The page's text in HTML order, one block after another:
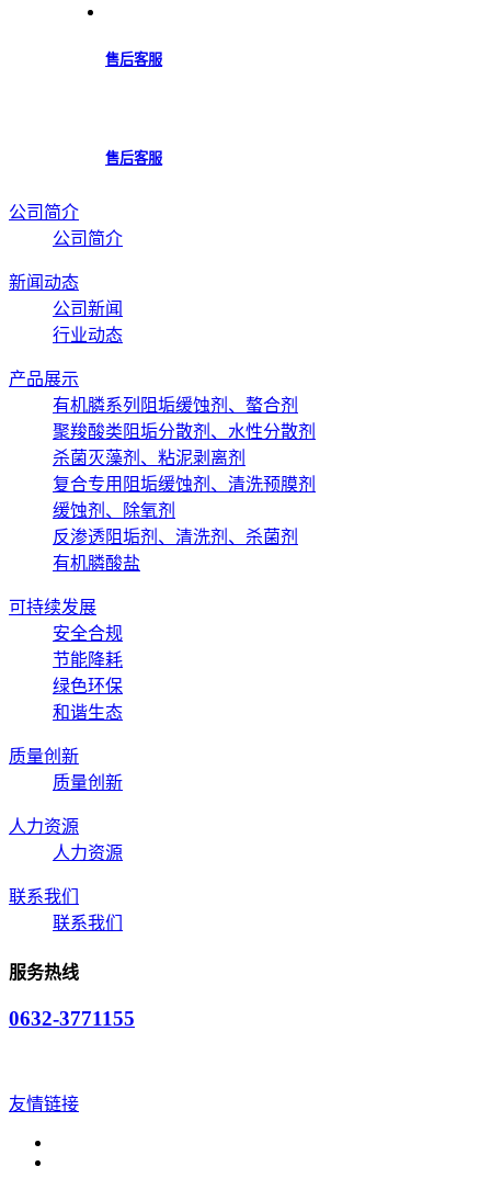
售后客服
售后客服
公司简介
公司简介
新闻动态
公司新闻
行业动态
产品展示
有机膦系列阻垢缓蚀剂、螯合剂
聚羧酸类阻垢分散剂、水性分散剂
杀菌灭藻剂、粘泥剥离剂
复合专用阻垢缓蚀剂、清洗预膜剂
缓蚀剂、除氧剂
反渗透阻垢剂、清洗剂、杀菌剂
有机膦酸盐
可持续发展
安全合规
节能降耗
绿色环保
和谐生态
质量创新
质量创新
人力资源
人力资源
联系我们
联系我们
服务热线
0632-3771155
友情链接